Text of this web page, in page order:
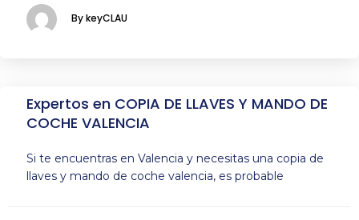
By keyCLAU
Expertos en COPIA DE LLAVES Y MANDO DE
COCHE VALENCIA
Si te encuentras en Valencia y necesitas una copia de
llaves y mando de coche valencia, es probable